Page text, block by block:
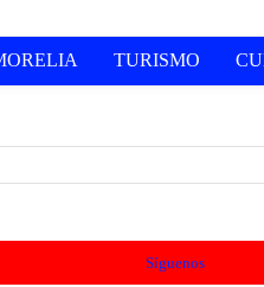
TURISMO
Síguenos